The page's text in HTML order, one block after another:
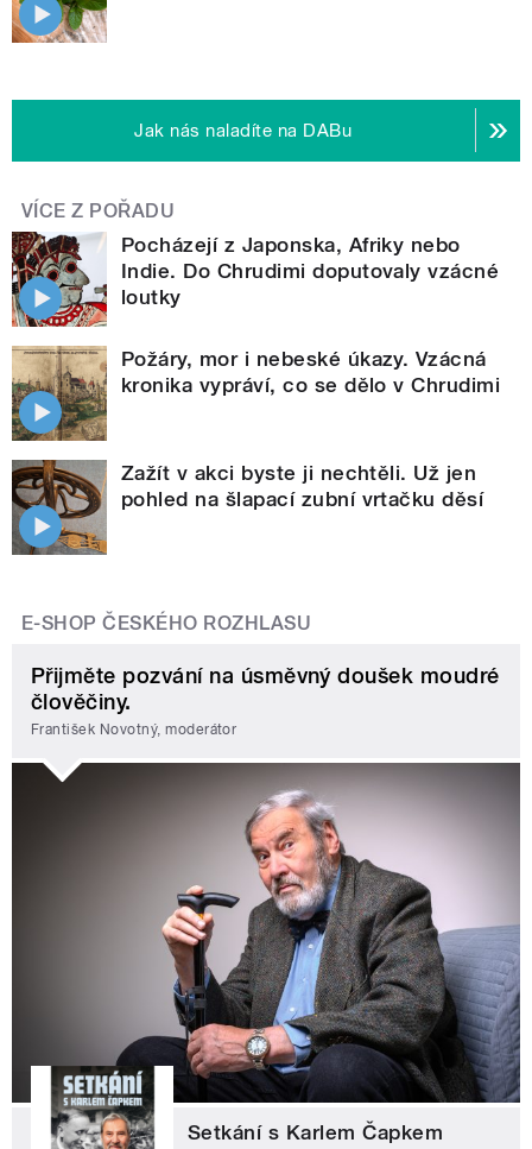
Jak nás naladíte na DABu
VÍCE Z POŘADU
Pocházejí z Japonska, Afriky nebo
Indie. Do Chrudimi doputovaly vzácné
loutky
Požáry, mor i nebeské úkazy. Vzácná
kronika vypráví, co se dělo v Chrudimi
Zažít v akci byste ji nechtěli. Už jen
pohled na šlapací zubní vrtačku děsí
E-SHOP ČESKÉHO ROZHLASU
Přijměte pozvání na úsměvný doušek moudré
člověčiny.
František Novotný, moderátor
Setkání s Karlem Čapkem